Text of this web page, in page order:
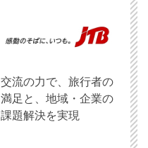
交流の力で、旅行者の
満足と、地域・企業の
課題解決を実現